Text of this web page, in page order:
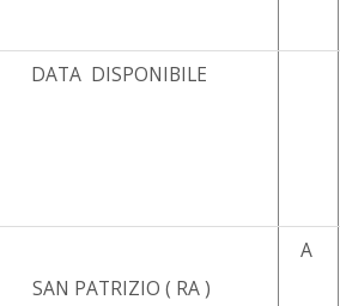
DATA DISPONIBILE
SAN PATRIZIO ( RA )
A